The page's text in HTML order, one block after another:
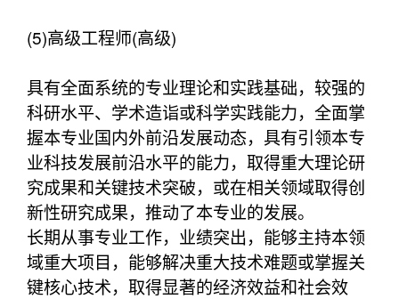
(5)高级工程师(高级)
具有全面系统的专业理论和实践基础，较强的
科研水平、学术造诣或科学实践能力，全面掌
握本专业国内外前沿发展动态，具有引领本专
业科技发展前沿水平的能力，取得重大理论研
究成果和关键技术突破，或在相关领域取得创
新性研究成果，推动了本专业的发展。
长期从事专业工作，业绩突出，能够主持本领
域重大项目，能够解决重大技术难题或掌握关
键核心技术，取得显著的经济效益和社会效